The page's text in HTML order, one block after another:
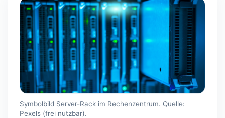
Symbolbild Server-Rack im Rechenzentrum. Quelle:
Pexels (frei nutzbar).